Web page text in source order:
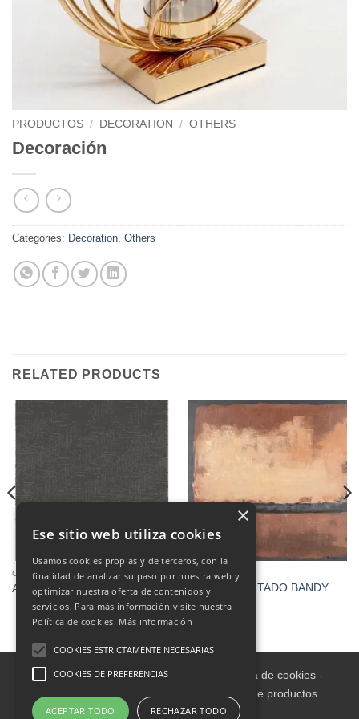
PRODUCTOS / DECORATION / OTHERS
Decoración
Categories: Decoration, Others
RELATED PRODUCTS
CARPETS
ALFOMBRA 160X230
DECORATION
CUADRO PINTADO BANDY
Aviso legal-Política de Privacidad Política de cookies-
Condiciones informativas sobre catálogo de productos
×
Ese sitio web utiliza cookies
Usamos cookies propias y de terceros, con la
finalidad de analizar su paso por nuestra web y
optimizar nuestra oferta de contenidos y
servicios. Para más información visite nuestra
Política de cookies. Más información
COOKIES ESTRICTAMENTE NECESARIAS
COOKIES DE PREFERENCIAS
ACEPTAR TODO RECHAZAR TODO